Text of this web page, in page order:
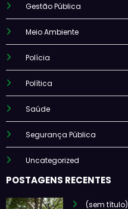
Gestão Pública
Meio Ambiente
Polícia
Política
Saúde
Segurança Pública
Uncategorized
POSTAGENS RECENTES
(sem título)